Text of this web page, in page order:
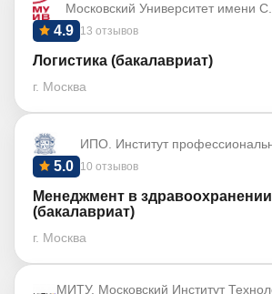
Московский Университет имени
13 отзывов
4.9
Логистика (бакалавриат)
г. Москва
ИПО. Институт
10 отзывов
5.0
Менеджмент в здравоохранении
(бакалавриат)
г. Москва
МИТУ. Московский Институт